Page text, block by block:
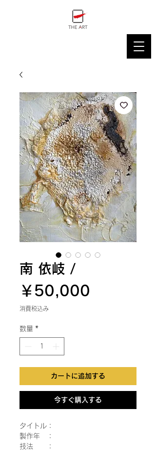
南 依岐 /
￥50,000
消費税込み
数量 *
カートに追加する
今すぐ購入する
タイトル：
製作年 ：
技法 ：